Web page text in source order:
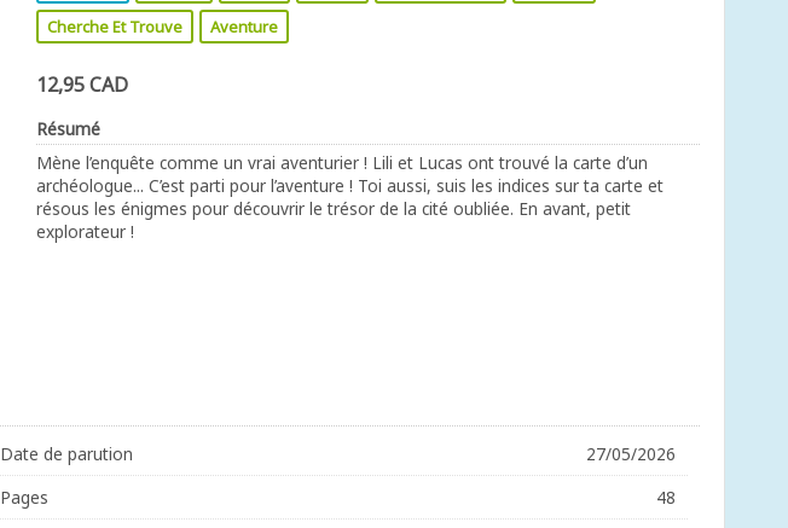
Cherche Et Trouve
Aventure
12,95 CAD
Résumé
Mène l’enquête comme un vrai aventurier ! Lili et Lucas ont trouvé la carte d’un
archéologue... C’est parti pour l’aventure ! Toi aussi, suis les indices sur ta carte et
résous les énigmes pour découvrir le trésor de la cité oubliée. En avant, petit
explorateur !
Date de parution
27/05/2026
Pages
48